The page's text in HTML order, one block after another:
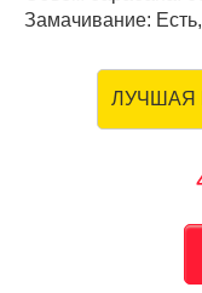
Замачивание:
ЛУЧШАЯ